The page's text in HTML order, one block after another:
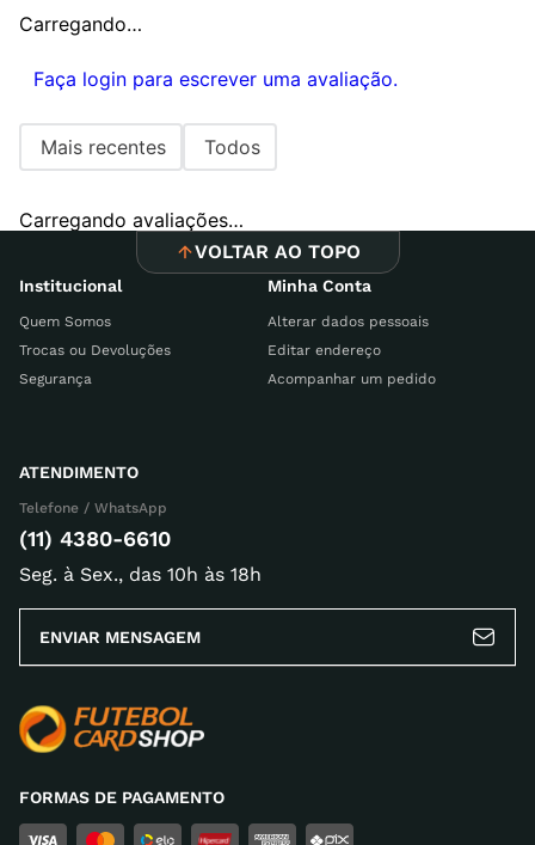
Carregando…
Faça login para escrever uma avaliação.
Mais recentes Todos
Carregando avaliações…
VOLTAR AO TOPO
Institucional
Quem Somos
Trocas ou Devoluções
Segurança
Minha Conta
Alterar dados pessoais
Editar endereço
Acompanhar um pedido
ATENDIMENTO
Telefone / WhatsApp
(11) 4380-6610
Seg. à Sex., das 10h às 18h
ENVIAR MENSAGEM
FORMAS DE PAGAMENTO